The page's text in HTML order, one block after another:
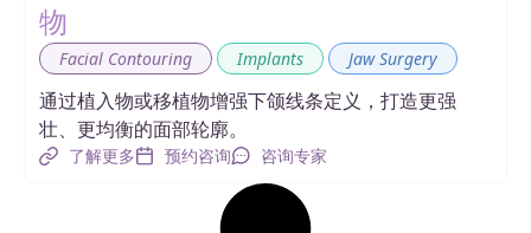
物
Facial Contouring Implants Jaw Surgery
通过植入物或移植物增强下颌线条定义，打造更强
壮、更均衡的面部轮廓。
了解更多 预约咨询 咨询专家